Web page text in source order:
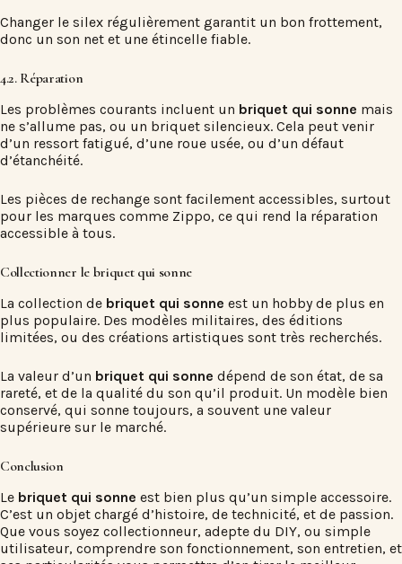
Changer le silex régulièrement garantit un bon frottement,
donc un son net et une étincelle fiable.
4.2. Réparation
Les problèmes courants incluent un briquet qui sonne mais
ne s’allume pas, ou un briquet silencieux. Cela peut venir
d’un ressort fatigué, d’une roue usée, ou d’un défaut
d’étanchéité.
Les pièces de rechange sont facilement accessibles, surtout
pour les marques comme Zippo, ce qui rend la réparation
accessible à tous.
Collectionner le briquet qui sonne
La collection de briquet qui sonne est un hobby de plus en
plus populaire. Des modèles militaires, des éditions
limitées, ou des créations artistiques sont très recherchés.
La valeur d’un briquet qui sonne dépend de son état, de sa
rareté, et de la qualité du son qu’il produit. Un modèle bien
conservé, qui sonne toujours, a souvent une valeur
supérieure sur le marché.
Conclusion
Le briquet qui sonne est bien plus qu’un simple accessoire.
C’est un objet chargé d’histoire, de technicité, et de passion.
Que vous soyez collectionneur, adepte du DIY, ou simple
utilisateur, comprendre son fonctionnement, son entretien, et